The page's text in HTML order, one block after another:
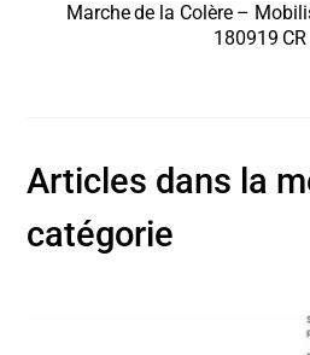
Marche de la Colère –
180919
Articles dans la
catégorie